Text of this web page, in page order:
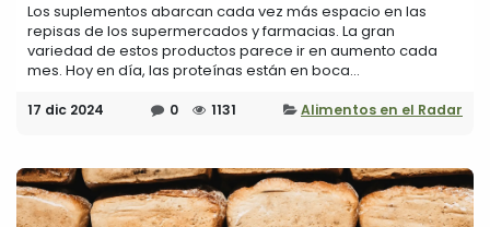
Los suplementos abarcan cada vez más espacio en las
repisas de los supermercados y farmacias. La gran
variedad de estos productos parece ir en aumento cada
mes. Hoy en día, las proteínas están en boca...
17 dic 2024 0 1131 Alimentos en el Radar